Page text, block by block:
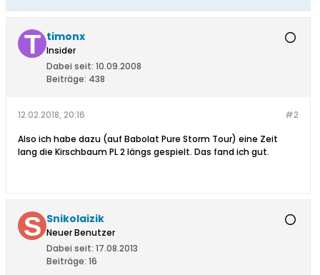
timonx
Insider
Dabei seit: 10.09.2008
Beiträge: 438
#2
12.02.2018, 20:16
Also ich habe dazu (auf Babolat Pure Storm Tour) eine Zeit
lang die Kirschbaum PL 2 längs gespielt. Das fand ich gut.
Snikolaizik
Neuer Benutzer
Dabei seit: 17.08.2013
Beiträge: 16